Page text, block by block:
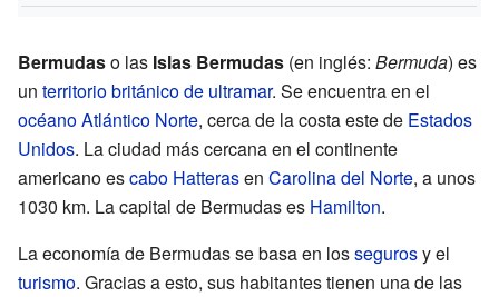
Bermudaso las Islas Bermudas (en inglés: Bermuda) es
un territorio británico de ultramar. Se encuentra en el
océano Atlántico Norte, cerca de la costa este de Estados
Unidos. La ciudad más cercana en el continente
americano escabo Hatterasen Carolina del Norte, a unos
1030 km. La capital de Bermudas es Hamilton.
La economía de Bermudas se basa en lossegurosy el
turismo. Gracias a esto, sus habitantes tienen una de las